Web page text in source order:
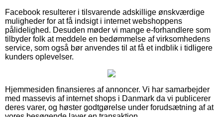
Facebook resulterer i tilsvarende adskillige ønskværdige
muligheder for at få indsigt i internet webshoppens
pålidelighed. Desuden møder vi mange e-forhandlere som
tilbyder folk at meddele en bedømmelse af virksomhedens
service, som også bør anvendes til at få et indblik i tidligere
kunders oplevelser.
Hjemmesiden finansieres af annoncer. Vi har samarbejder
med massevis af internet shops i Danmark da vi publicerer
deres varer, og høster godtgørelse under forudsætning af at